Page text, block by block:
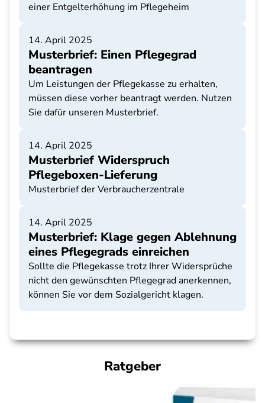
einer Entgelterhöhung im Pflegeheim
14. April 2025
Musterbrief: Einen Pflegegrad
beantragen
Um Leistungen der Pflegekasse zu erhalten,
müssen diese vorher beantragt werden. Nutzen
Sie dafür unseren Musterbrief.
14. April 2025
Musterbrief Widerspruch
Pflegeboxen-Lieferung
Musterbrief der Verbraucherzentrale
14. April 2025
Musterbrief: Klage gegen Ablehnung
eines Pflegegrads einreichen
Sollte die Pflegekasse trotz Ihrer Widersprüche
nicht den gewünschten Pflegegrad anerkennen,
können Sie vor dem Sozialgericht klagen.
Ratgeber